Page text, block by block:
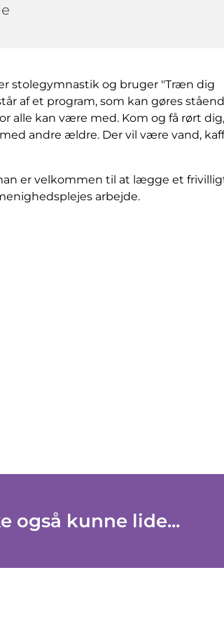
stolegymnastik og bruger "Træn dig
af et program, som kan gøres
alle kan være med. Kom og få rørt
andre ældre. Der vil være vand,
er velkommen til at lægge et
arbejde.
også kunne lide...